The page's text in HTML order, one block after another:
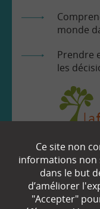
monde
Prendre
les
Ce site non
informations non
dans le but
d’améliorer
"Accepter"